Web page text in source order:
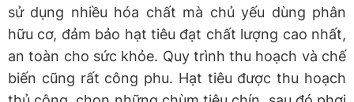
sử dụng nhiều hóa chất mà chủ yếu dùng phân
hữu cơ, đảm bảo hạt tiêu đạt chất lượng cao nhất,
an toàn cho sức khỏe. Quy trình thu hoạch và chế
biến cũng rất công phu. Hạt tiêu được thu hoạch